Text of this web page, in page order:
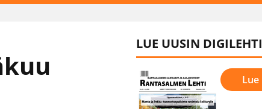
LUE UUSIN DIGILEHTI
Lue